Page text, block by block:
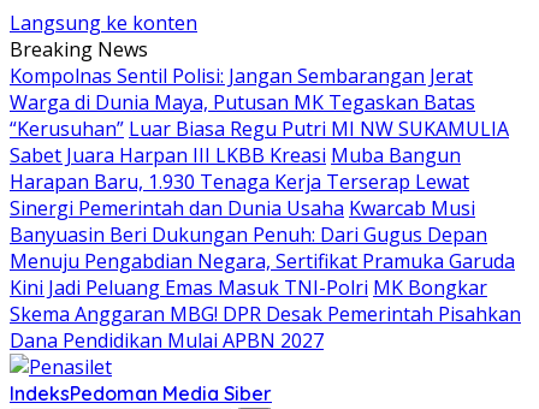
Langsung ke konten
Breaking News
Kompolnas Sentil Polisi: Jangan Sembarangan Jerat
Warga di Dunia Maya, Putusan MK Tegaskan Batas
“Kerusuhan” Luar Biasa Regu Putri MI NW SUKAMULIA
Sabet Juara Harpan III LKBB Kreasi Muba Bangun
Harapan Baru, 1.930 Tenaga Kerja Terserap Lewat
Sinergi Pemerintah dan Dunia Usaha Kwarcab Musi
Banyuasin Beri Dukungan Penuh: Dari Gugus Depan
Menuju Pengabdian Negara, Sertifikat Pramuka Garuda
Kini Jadi Peluang Emas Masuk TNI-Polri MK Bongkar
Skema Anggaran MBG! DPR Desak Pemerintah Pisahkan
Dana Pendidikan Mulai APBN 2027
IndeksPedoman Media Siber